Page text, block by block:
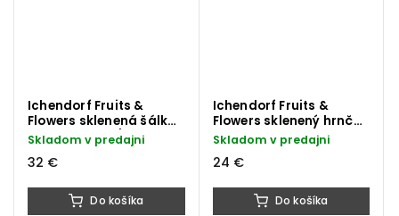
Ichendorf Fruits &
Flowers sklenená šálka
na čaj žalude/slimák
Skladom v predajni
32 €
Do košíka
Ichendorf Fruits &
Flowers sklenený hrnček
so žabkou 450 ml
Skladom v predajni
24 €
Do košíka